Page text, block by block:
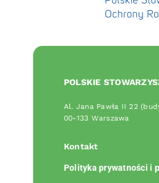
POLSKIE
Al. Jana Pawła II 22
00-133 Warszawa
Kontakt
Polityka prywatności i